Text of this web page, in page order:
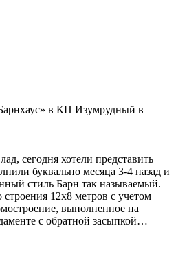
в КП Изумрудный в
сегодня хотели представить
буквально месяца 3-4 назад и
стиль Барн так называемый.
12х8 метров с учетом
выполненное на
с обратной засыпкой…